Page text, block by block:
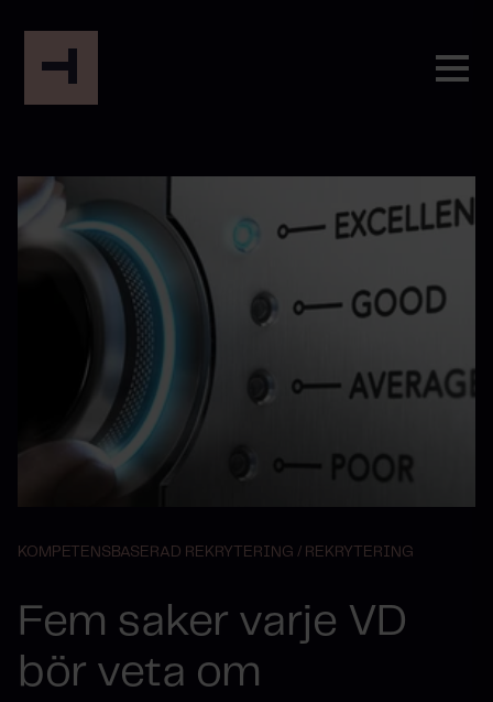
KOMPETENSBASERAD REKRYTERING / REKRYTERING
Fem saker varje VD
bör veta om